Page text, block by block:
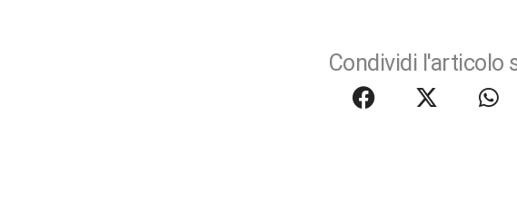
Condividi l'articolo